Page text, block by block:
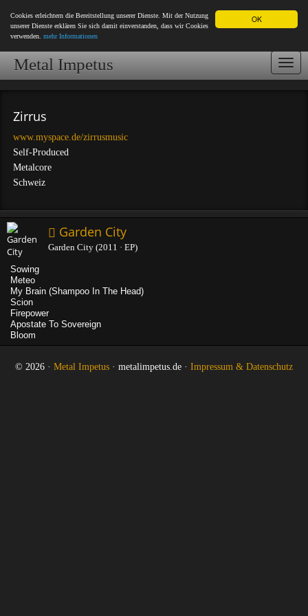
OK
Cookies erleichtern die Bereitstellung unserer Dienste. Mit der Nutzung
unserer Dienste erklären Sie sich damit einverstanden, dass wir Cookies
verwenden. mehr Informationen
Metal Impetus
Zirrus
www.myspace.de/zirrusmusic
Self-Produced
Metalcore
Schweiz
Garden City
Garden City (2011 · EP)
Sowing
Meteo
My Brain (Shampoo In The Head)
Scion
Firepower
Apostate To Sovereign
Bloom
© 2026 · Metal Impetus · metalimpetus.de · Impressum & Datenschutz